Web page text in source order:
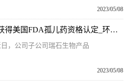
2023/05/08
恒瑞医药：子公司产品获得美国FDA孤儿药资格认定_环球观天下
，公司子公司瑞石生物产品
2023/05/08